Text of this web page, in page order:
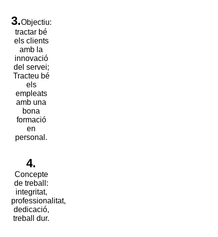
3.Objectiu:
tractar bé
els clients
amb la
innovació
del servei;
Tracteu bé
els
empleats
amb una
bona
formació
en
personal.
4.
Concepte
de treball:
integritat,
professionalitat,
dedicació,
treball dur.